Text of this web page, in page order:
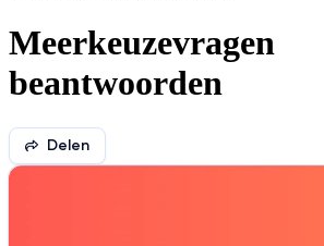
Meerkeuzevragen
beantwoorden
Delen